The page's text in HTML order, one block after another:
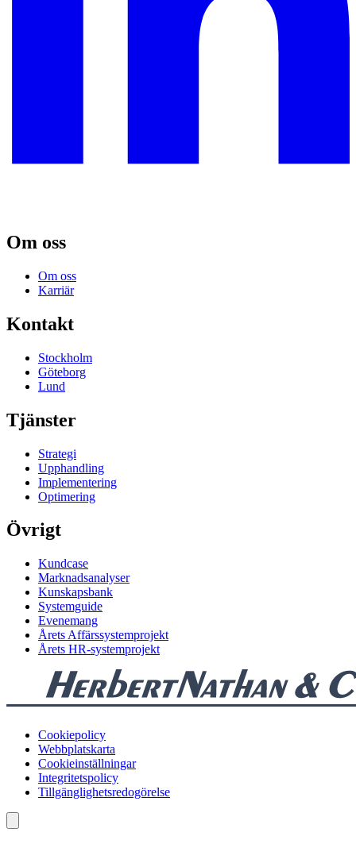
Om oss
Om oss
Karriär
Kontakt
Stockholm
Göteborg
Lund
Tjänster
Strategi
Upphandling
Implementering
Optimering
Övrigt
Kundcase
Marknadsanalyser
Kunskapsbank
Systemguide
Evenemang
Årets Affärssystemprojekt
Årets HR-systemprojekt
Cookiepolicy
Webbplatskarta
Cookieinställningar
Integritetspolicy
Tillgänglighetsredogörelse